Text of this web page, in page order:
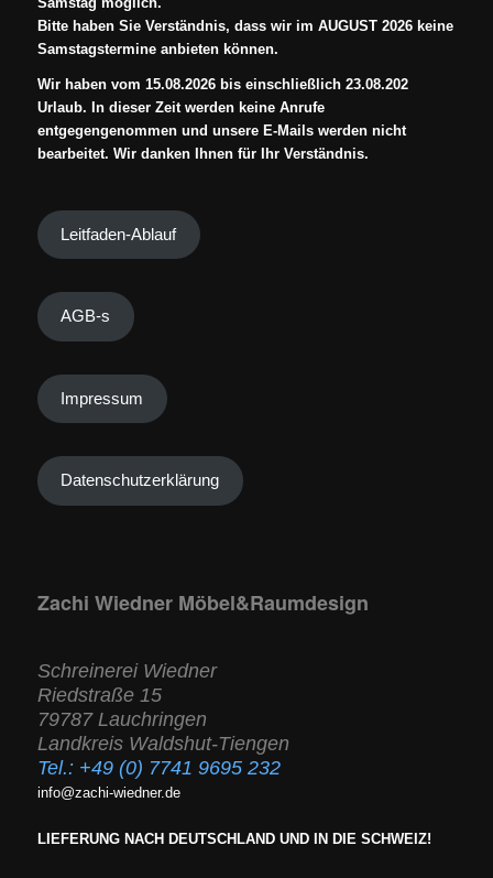
Bitte haben Sie Verständnis, dass wir im AUGUST 2026 keine
Samstagstermine anbieten können.
Wir haben vom 15.08.2026 bis einschließlich 23.08.202
Urlaub. In dieser Zeit werden keine Anrufe
entgegengenommen und unsere E-Mails werden nicht
bearbeitet. Wir danken Ihnen für Ihr Verständnis.
Leitfaden-Ablauf
AGB-s
Impressum
Datenschutzerklärung
Zachi Wiedner Möbel&Raumdesign
Schreinerei Wiedner
Riedstraße 15
79787 Lauchringen
Landkreis Waldshut-Tiengen
Tel.: +49 (0) 7741 9695 232
info@zachi-wiedner.de
LIEFERUNG NACH DEUTSCHLAND UND IN DIE SCHWEIZ!